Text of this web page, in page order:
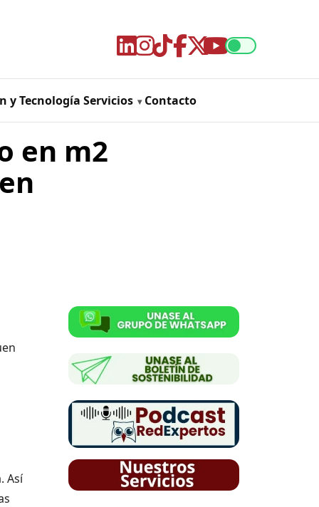
y Tecnología Servicios Contacto
en m2
Así